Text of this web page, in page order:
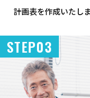
計画表を作成いたしま
STEP03